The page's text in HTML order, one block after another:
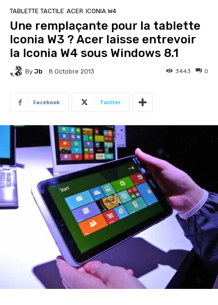
TABLETTE TACTILE ACER ICONIA W4
Une remplaçante pour la tablette
Iconia W3 ? Acer laisse entrevoir
la Iconia W4 sous Windows 8.1
By Jb 8 Octobre 2013 0
3443
Facebook Twitter